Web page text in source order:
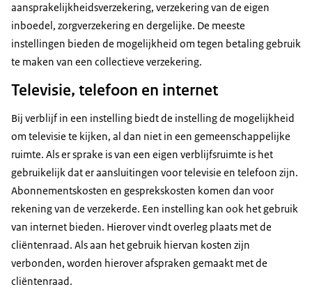
aansprakelijkheidsverzekering, verzekering van de eigen
inboedel, zorgverzekering en dergelijke. De meeste
instellingen bieden de mogelijkheid om tegen betaling gebruik
te maken van een collectieve verzekering.
Televisie, telefoon en internet
Bij verblijf in een instelling biedt de instelling de mogelijkheid
om televisie te kijken, al dan niet in een gemeenschappelijke
ruimte. Als er sprake is van een eigen verblijfsruimte is het
gebruikelijk dat er aansluitingen voor televisie en telefoon zijn.
Abonnementskosten en gesprekskosten komen dan voor
rekening van de verzekerde. Een instelling kan ook het gebruik
van internet bieden. Hierover vindt overleg plaats met de
cliëntenraad. Als aan het gebruik hiervan kosten zijn
verbonden, worden hierover afspraken gemaakt met de
cliëntenraad.